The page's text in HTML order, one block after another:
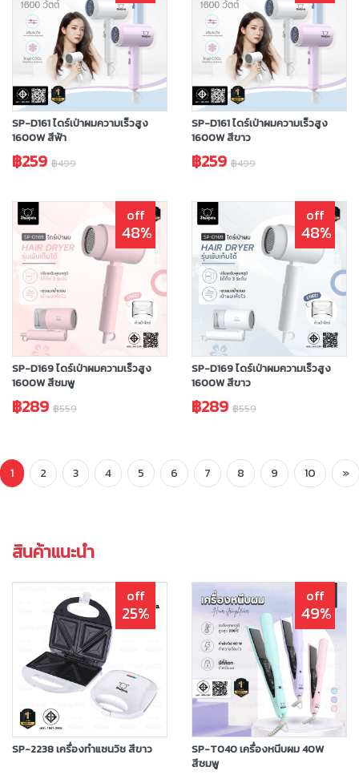
SP-D161 ไดร์เป่าผมความเร็วสูง
1600W สีฟ้า
฿259 ฿499
SP-D161 ไดร์เป่าผมความเร็วสูง
1600W สีขาว
฿259 ฿499
off
48%
SP-D169 ไดร์เป่าผมความเร็วสูง
1600W สีชมพู
฿289 ฿559
off
48%
SP-D169 ไดร์เป่าผมความเร็วสูง
1600W สีขาว
฿289 ฿559
1 2 3 4 5 6 7 8 9 10 »
สินค้าแนะนำ
off
25%
SP-2238 เครื่องทำแซนวิช สีขาว
off
49%
SP-T040 เครื่องหนีบผม 40W
สีชมพู